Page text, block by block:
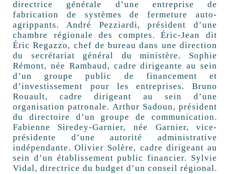
directrice générale d’une entreprise de
fabrication de systèmes de fermeture auto-
agrippants. André Pezziardi, président d’une
chambre régionale des comptes. Éric-Jean dit
Éric Regazzo, chef de bureau dans une direction
du secrétariat général du ministère. Sophie
Rémont, née Rambaud, cadre dirigeante au sein
d’un groupe public de financement et
d’investissement pour les entreprises. Bruno
Rouault, cadre dirigeant au sein d’une
organisation patronale. Arthur Sadoun, président
du directoire d’un groupe de communication.
Fabienne Siredey-Garnier, née Garnier, vice-
présidente d’une autorité administrative
indépendante. Olivier Solère, cadre dirigeant au
sein d’un établissement public financier. Sylvie
Vidal, directrice du budget d’un conseil régional.